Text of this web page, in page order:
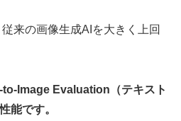
来の画像生成AIを大きく上回
Image Evaluation（テキスト
能です。